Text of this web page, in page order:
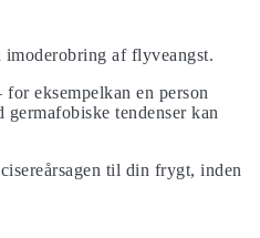
af flyveangst.
eksempelkan en person
tendenser kan
til din frygt, inden